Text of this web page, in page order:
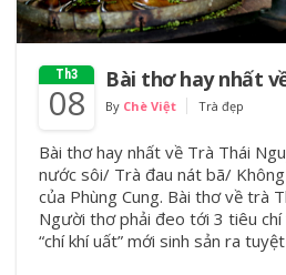
Th3
08
Bài thơ hay nhất
By Chè Việt Trà đẹp
Bài thơ hay nhất về Trà Thái
nước sôi/ Trà đau nát bã/
của Phùng Cung. Bài thơ về trà
Người thơ phải đeo tới 3 tiêu chí
“chí khí uất” mới sinh sản ra